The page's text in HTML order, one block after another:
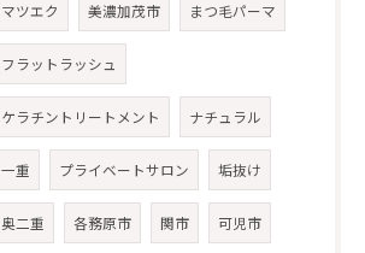
マツエク 美濃加茂市 まつ毛パーマ
フラットラッシュ
ケラチントリートメント ナチュラル
一重 プライベートサロン 垢抜け
奥二重 各務原市 関市 可児市